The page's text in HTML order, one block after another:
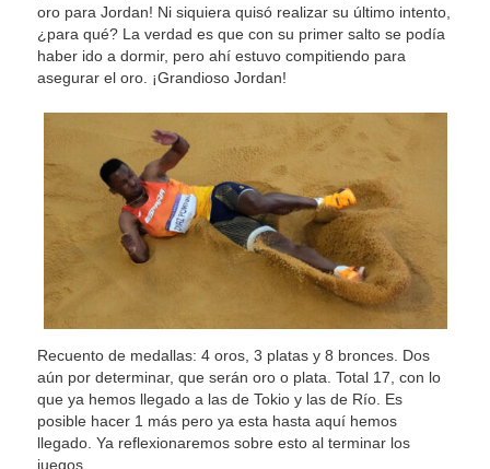
oro para Jordan! Ni siquiera quisó realizar su último intento,
¿para qué? La verdad es que con su primer salto se podía
haber ido a dormir, pero ahí estuvo compitiendo para
asegurar el oro. ¡Grandioso Jordan!
Recuento de medallas: 4 oros, 3 platas y 8 bronces. Dos
aún por determinar, que serán oro o plata. Total 17, con lo
que ya hemos llegado a las de Tokio y las de Río. Es
posible hacer 1 más pero ya esta hasta aquí hemos
llegado. Ya reflexionaremos sobre esto al terminar los
juegos.